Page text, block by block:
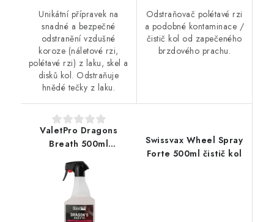
Unikátní přípravek na
snadné a bezpečné
odstranění vzdušné
koroze (náletové rzi,
polétavé rzi) z laku, skel a
disků kol. Odstraňuje
hnědé tečky z laku.
Odstraňovač polétavé rzi
a podobné kontaminace /
čistič kol od zapečeného
brzdového prachu.
ValetPro Dragons
Breath 500ml
rzi
Swissvax Wheel Spray
Forte 500ml čistič kol